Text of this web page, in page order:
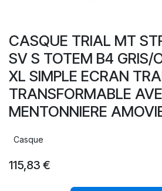
CASQUE TRIAL MT
SV S TOTEM B4 GRIS/
XL SIMPLE ECRAN
TRANSFORMABLE
MENTONNIERE
Casque
115,83 €